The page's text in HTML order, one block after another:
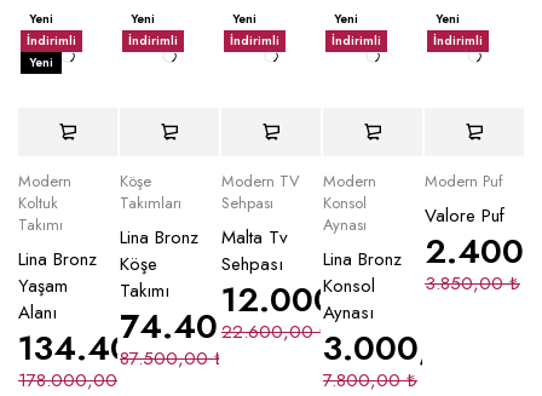
Yeni
İndirimli
Yeni
Modern
Koltuk
Takımı
Lina Bronz
Yaşam
Alanı
178.000,00
134.400,00₺
Yeni
İndirimli
Köşe
Takımları
Lina Bronz
Köşe
Takımı
87.500,00₺
74.400,00₺
Yeni
İndirimli
Modern TV
Sehpası
Malta Tv
Sehpası
22.600,00₺
12.000,00
Yeni
İndirimli
Modern
Konsol
Aynası
Lina Bronz
Konsol
Aynası
7.800,00₺
3.000,00
Yeni
İndirimli
Modern Puf
Valore Puf
3.850,00₺